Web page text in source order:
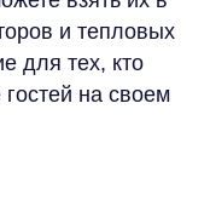
и тепловых
для тех, кто
на своем